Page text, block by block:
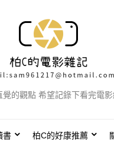
的觀點 希望記錄下看完電影
書 柏C的好康推薦